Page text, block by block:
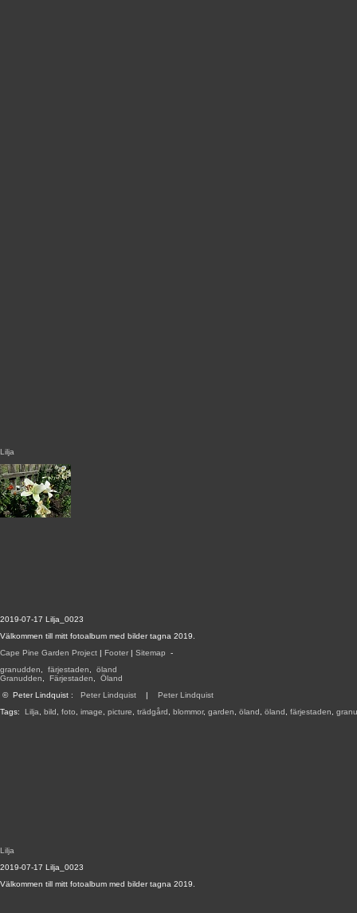
2019-07-17 Lilja_0023
Välkommen till mitt fotoalbum med bilder tagna 2019.
Cape Pine Garden Project | Footer | Sitemap -
granudden
färjestaden
öland
Granudden
Färjestaden
Öland
© Peter Lindquist : Peter Lindquist | Peter Lindquist
Tags: Lilja bild foto image picture trädgård blommor, garden öland öland färjestaden
Lilja
Lilja
2019-07-17 Lilja_0023
Välkommen till mitt fotoalbum med bilder tagna 2019.